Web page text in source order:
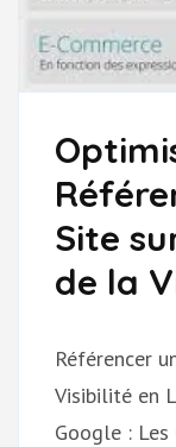
Site
de la
Référencer
Visibilité en
Google :